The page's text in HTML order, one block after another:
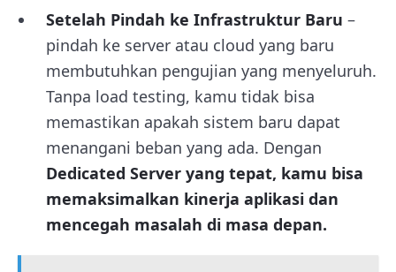
Setelah Pindah ke Infrastruktur Baru –
pindah ke server atau cloud yang baru
membutuhkan pengujian yang menyeluruh.
Tanpa load testing, kamu tidak bisa
memastikan apakah sistem baru dapat
menangani beban yang ada. Dengan
Dedicated Server yang tepat, kamu bisa
memaksimalkan kinerja aplikasi dan
mencegah masalah di masa depan.